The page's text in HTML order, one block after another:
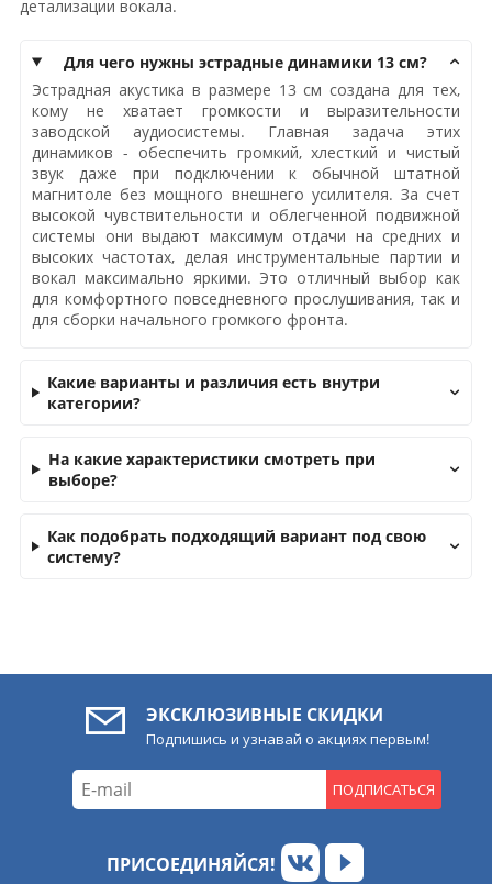
детализации вокала.
Для чего нужны эстрадные динамики 13 см?
Эстрадная акустика в размере 13 см создана для тех,
кому не хватает громкости и выразительности
заводской аудиосистемы. Главная задача этих
динамиков - обеспечить громкий, хлесткий и чистый
звук даже при подключении к обычной штатной
магнитоле без мощного внешнего усилителя. За счет
высокой чувствительности и облегченной подвижной
системы они выдают максимум отдачи на средних и
высоких частотах, делая инструментальные партии и
вокал максимально яркими. Это отличный выбор как
для комфортного повседневного прослушивания, так и
для сборки начального громкого фронта.
Какие варианты и различия есть внутри
категории?
На какие характеристики смотреть при
выборе?
Как подобрать подходящий вариант под свою
систему?
ЭКСКЛЮЗИВНЫЕ СКИДКИ
Подпишись и узнавай о акциях первым!
ПОДПИСАТЬСЯ
ПРИСОЕДИНЯЙСЯ!